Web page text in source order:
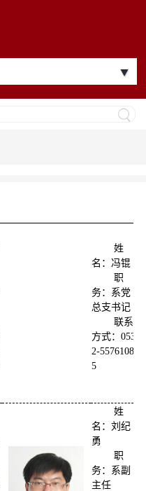
姓
名：冯锟
职
务：系党
总支书记
联系
方式：053
2-5576108
5
姓
名：刘纪
勇
职
务：系副
主任